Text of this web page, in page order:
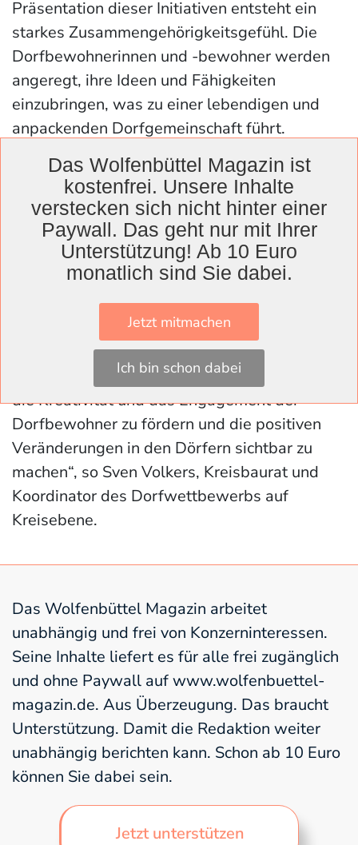
Präsentation dieser Initiativen entsteht ein
starkes Zusammengehörigkeitsgefühl. Die
Dorfbewohnerinnen und -bewohner werden
angeregt, ihre Ideen und Fähigkeiten
einzubringen, was zu einer lebendigen und
anpackenden Dorfgemeinschaft führt.
Darüber hinaus bietet der Wettbewerb eine
wertvolle Plattform, um die Erfolge und
Anstrengungen der Dorfgemeinschaften zu
würdigen.
„Insgesamt zeigt der Wettbewerb, wie
wichtig bürgerschaftliches Engagement für
die Dörfer und die nachhaltige Entwicklung
ländlicher Räume auch bei uns im Landkreis
ist. Er bietet eine hervorragende Möglichkeit,
die Kreativität und das Engagement der
Dorfbewohner zu fördern und die positiven
Veränderungen in den Dörfern sichtbar zu
machen“, so Sven Volkers, Kreisbaurat und
Koordinator des Dorfwettbewerbs auf
Kreisebene.
Das Wolfenbüttel Magazin arbeitet
unabhängig und frei von Konzerninteressen.
Seine Inhalte liefert es für alle frei zugänglich
und ohne Paywall auf www.wolfenbuettel-
magazin.de. Aus Überzeugung. Das braucht
Unterstützung. Damit die Redaktion weiter
unabhängig berichten kann. Schon ab 10 Euro
können Sie dabei sein.
Jetzt unterstützen
Das Wolfenbüttel Magazin ist
kostenfrei. Unsere Inhalte
verstecken sich nicht hinter einer
Paywall. Das geht nur mit Ihrer
Unterstützung! Ab 10 Euro
monatlich sind Sie dabei.
Jetzt mitmachen
Ich bin schon dabei